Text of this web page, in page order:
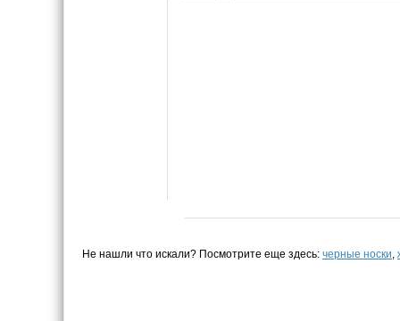
Не нашли что искали? Посмотрите еще здесь: черные носки,